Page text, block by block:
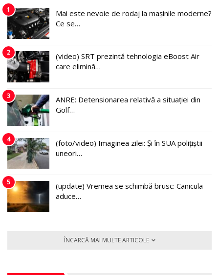
1
Mai este nevoie de rodaj la mașinile moderne?
Ce se…
2
(video) SRT prezintă tehnologia eBoost Air
care elimină…
3
ANRE: Detensionarea relativă a situației din
Golf…
4
(foto/video) Imaginea zilei: Și în SUA polițiștii
uneori…
5
(update) Vremea se schimbă brusc: Canicula
aduce…
ÎNCARCĂ MAI MULTE ARTICOLE